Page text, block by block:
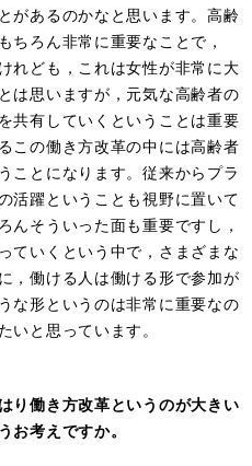
があるのかなと思います。高齢
ちろん非常に重要なことで，
れども，これは女性が非常に大
は思いますが，元気な高齢者の
共有していくということは重要
この働き方改革の中には高齢者
ことになります。従来からプラ
活躍ということも視野に置いて
んそういった面も重要ですし，
ていくという中で，さまざまな
，働ける人は働ける形で参加が
な形というのは非常に重要なの
いと思っています。
り働き方改革というのが大きい
お考えですか。